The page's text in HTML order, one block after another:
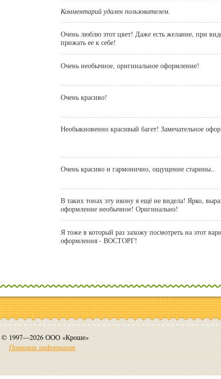
Комментарий удален пользователем.
Очень люблю этот цвет! Даже есть желание, при
прижать ее к себе!
Очень необычное, оригинальное оформление!
Очень красиво!
Необыкновенно красивый багет! Замечательное
Очень красиво и гармонично, ощущение старины..
В таких тонах эту икону я ещё не видела! Ярко,
оформление необычное! Оригинально!
Я тоже в который раз захожу посмотреть на этот
оформления - ВОСТОРГ!
© 1997—2026 ООО «Кроше»
Правовая информация